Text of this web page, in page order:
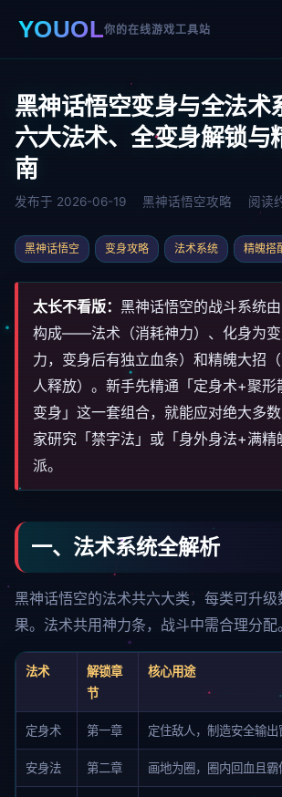
YOUOL你的在线游戏工具站
黑神话悟空变身与全法术
六大法术、全变身解锁与
南
发布于 2026-06-19 黑神话悟空攻略 阅读
黑神话悟空 变身攻略 法术系统 精魄搭
太长不看版： 黑神话悟空的战斗系统
构成——法术（消耗神力）、化身为变
力，变身后有独立血条）和精魄大招
人释放）。新手先精通「定身术+聚
变身」这一套组合，就能应对绝大多
家研究「禁字法」或「身外身法+满精
派。
一、法术系统全解析
黑神话悟空的法术共六大类，每类可升
果。法术共用神力条，战斗中需合理分配。
法术
解锁章
节
核心用途
定身术 第一章 定住敌人，制造安全输出
安身法 第二章 画地为圈，圈内回血且霸